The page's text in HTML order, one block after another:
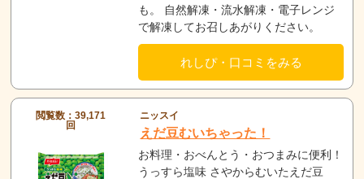
も。 自然解凍・流水解凍・電子レンジ
で解凍してお召しあがりください。
れしぴ・口コミをみる
閲覧数：39,171
回
ニッスイ
えだ豆むいちゃった！
お料理・おべんとう・おつまみに便利！
うっすら塩味 さやからむいたえだ豆